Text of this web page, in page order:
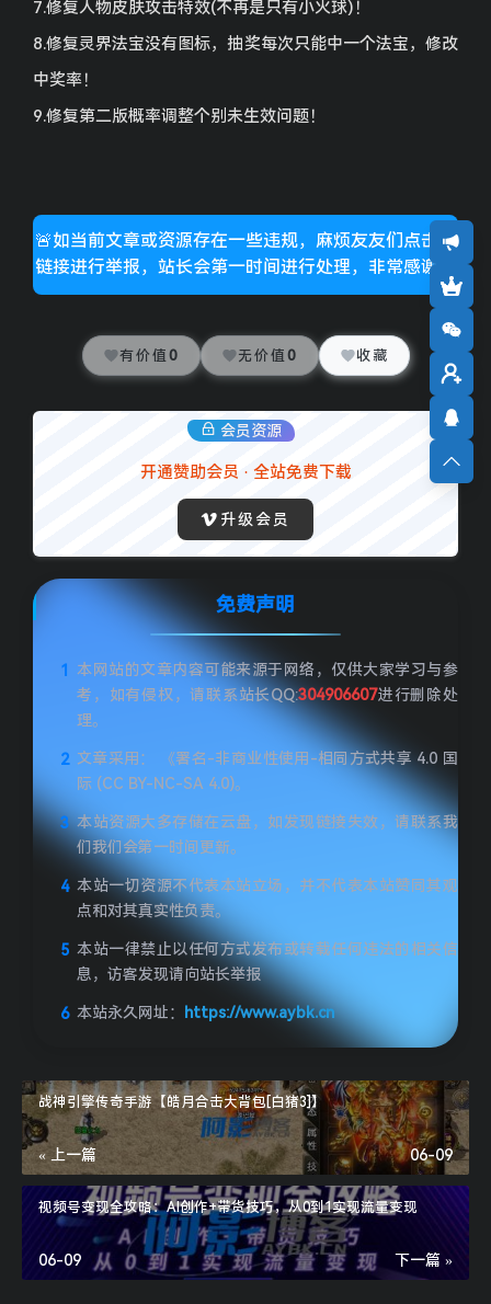
7.修复人物皮肤攻击特效(不再是只有小火球)！
8.修复灵界法宝没有图标，抽奖每次只能中一个法宝，修改
中奖率！
9.修复第二版概率调整个别未生效问题！
🚨如当前文章或资源存在一些违规，麻烦友友们点击此
链接进行举报，站长会第一时间进行处理，非常感谢！
有价值 0 无价值 0 收藏
会员资源
开通赞助会员 · 全站免费下载
升级会员
免费声明
本网站的文章内容可能来源于网络，仅供大家学习与参
考，如有侵权，请联系站长QQ:304906607进行删除处
理。
文章采用： 《署名-非商业性使用-相同方式共享 4.0 国
际 (CC BY-NC-SA 4.0)。
本站资源大多存储在云盘，如发现链接失效，请联系我
们我们会第一时间更新。
本站一切资源不代表本站立场，并不代表本站赞同其观
点和对其真实性负责。
本站一律禁止以任何方式发布或转载任何违法的相关信
息，访客发现请向站长举报
本站永久网址： https://www.aybk.cn
战神引擎传奇手游【皓月合击大背包[白猪3]】
« 上一篇 06-09
视频号变现全攻略：AI创作+带货技巧，从0到1实现流量变现
下一篇 »
06-09